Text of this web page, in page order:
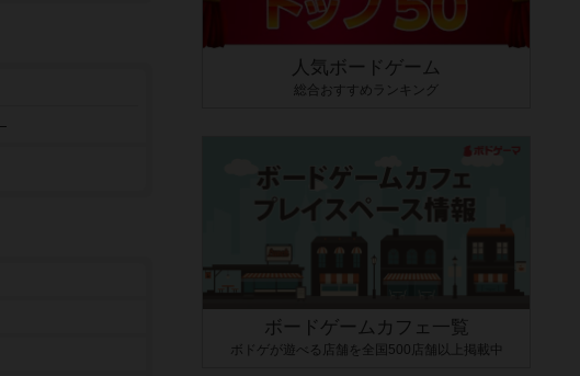
人気ボードゲーム
総合おすすめランキング
ボードゲームカフェ一覧
ボドゲが遊べる店舗を全国500店舗以上掲載中